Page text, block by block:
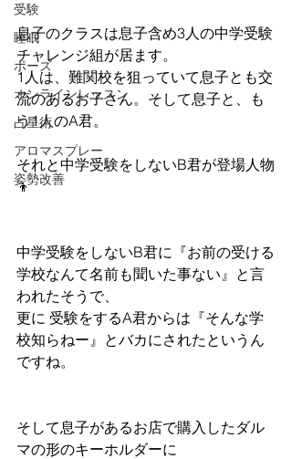
受験
睡眠
ポーズ
オンラインレッスン
占星術
アロマスプレー
姿勢改善
息子のクラスは息子含め3人の中学受験
チャレンジ組が居ます。
1人は、難関校を狙っていて息子とも交
流のあるお子さん。そして息子と、も
う1人のA君。
それと中学受験をしないB君が登場人物
👦
中学受験をしないB君に『お前の受ける
学校なんて名前も聞いた事ない』と言
われたそうで、
更に 受験をするA君からは『そんな学
校知らねー』とバカにされたというん
ですね。
そして息子があるお店で購入したダル
マの形のキーホルダーに